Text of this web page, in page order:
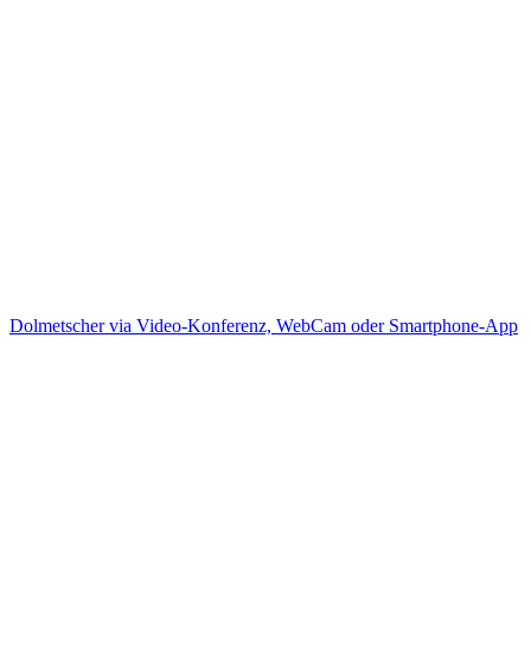
Dolmetscher via Video-Konferenz, WebCam oder Smartphone-App